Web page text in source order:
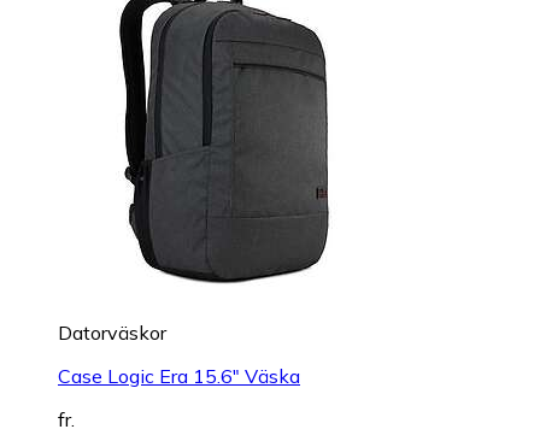
Datorväskor
Case Logic Era 15.6" Väska
fr.